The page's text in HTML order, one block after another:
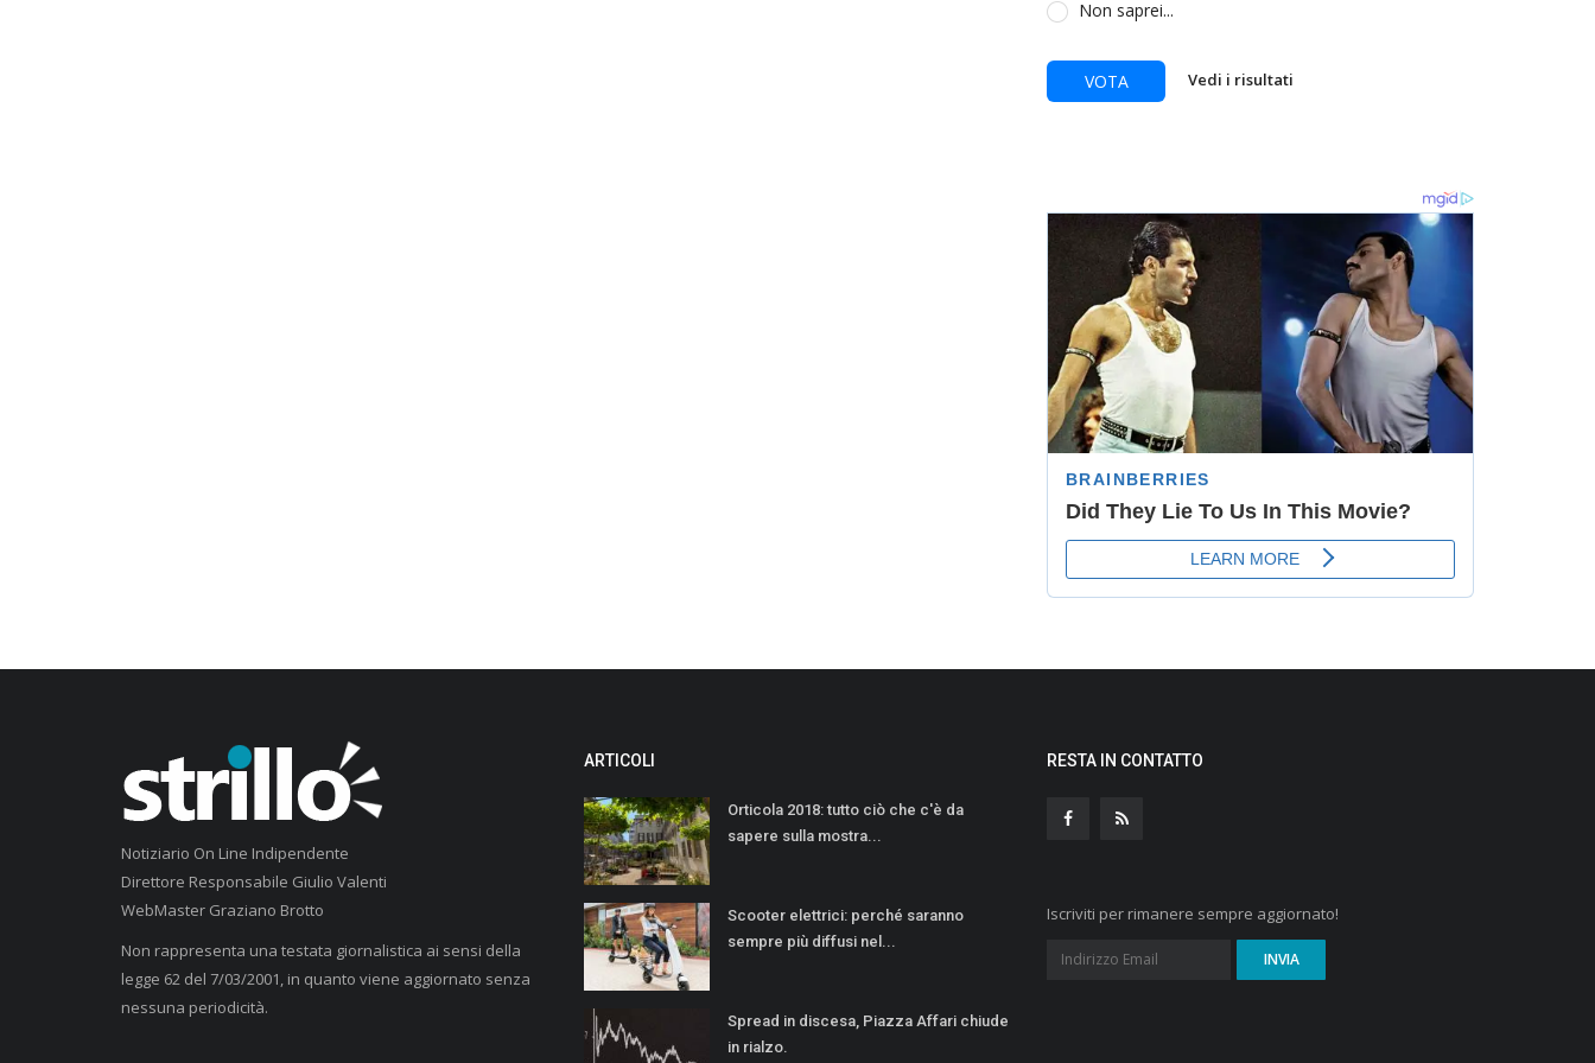
Non saprei...
VOTA Vedi i risultati
Notiziario On Line Indipendente
Direttore Responsabile Giulio Valenti
WebMaster Graziano Brotto
Non rappresenta una testata giornalistica ai sensi della
legge 62 del 7/03/2001, in quanto viene aggiornato senza
nessuna periodicità.
ARTICOLI
Orticola 2018: tutto ciò che c'è da
sapere sulla mostra...
Scooter elettrici: perché saranno
sempre più diffusi nel...
Spread in discesa, Piazza Affari chiude
in rialzo.
RESTA IN CONTATTO
Iscriviti per rimanere sempre aggiornato!